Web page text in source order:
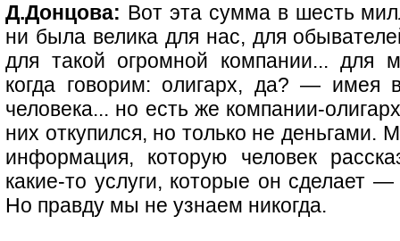
Д.Донцова: Вот эта сумма в шесть
ни была велика для нас, для
для такой огромной компании... для
когда говорим: олигарх, да? — имея в
человека... но есть же компании-
них откупился, но только не деньгами.
информация, которую человек
какие-то услуги, которые он сделает
Но правду мы не узнаем никогда.